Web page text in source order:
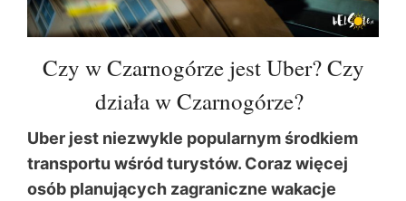
Czy w Czarnogórze jest Uber? Czy
działa w Czarnogórze?
Uber jest niezwykle popularnym środkiem
transportu wśród turystów. Coraz więcej
osób planujących zagraniczne wakacje